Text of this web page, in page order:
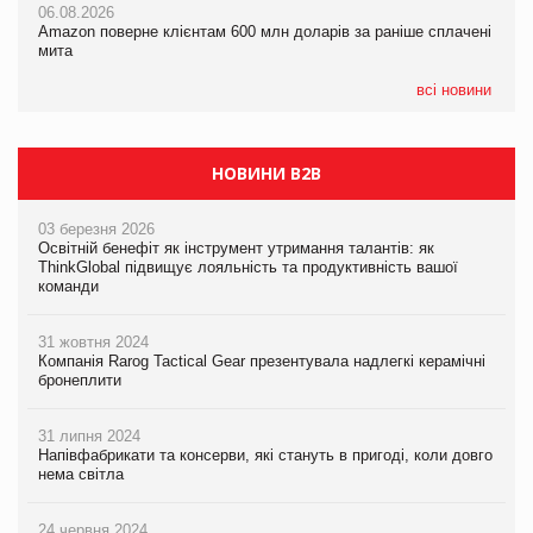
06.08.2026
Amazon поверне клієнтам 600 млн доларів за раніше сплачені
мита
всі новини
05.08.2026
Сергій Лісунов про заморожені хлібобулочні вироби на
05.08.2026
У Євросоюзі набули чинності нові правила щодо штучного
інтелекту
НОВИНИ B2B
03 березня 2026
Освітній бенефіт як інструмент утримання талантів: як
ThinkGlobal підвищує лояльність та продуктивність вашої
команди
31 жовтня 2024
Компанія Rarog Tactical Gear презентувала надлегкі керамічні
бронеплити
31 липня 2024
Напівфабрикати та консерви, які стануть в пригоді, коли довго
нема світла